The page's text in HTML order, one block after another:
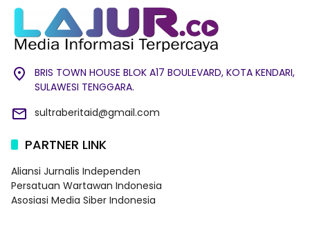
BRIS TOWN HOUSE BLOK A17 BOULEVARD, KOTA KENDARI,
SULAWESI TENGGARA.
sultraberitaid@gmail.com
PARTNER LINK
Aliansi Jurnalis Independen
Persatuan Wartawan Indonesia
Asosiasi Media Siber Indonesia